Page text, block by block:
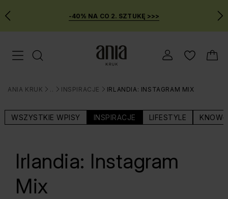
Przejdź
do
MENU
-40% NA CO 2. SZTUKĘ >>>
Menu mobilne
ANIA KRUK
>
BLOG
>
INSPIRACJE
>
IRLANDIA: INSTAGRAM MIX
WSZYSTKIE WPISY INSPIRACJE LIFESTYLE KNOW-
Irlandia: Instagram
Mix